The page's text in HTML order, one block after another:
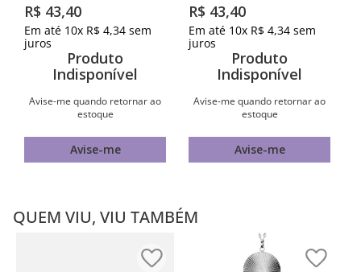
R$ 43,40
Em até 10x R$ 4,34 sem
juros
Produto
Indisponível
Avise-me quando retornar ao
estoque
Avise-me
R$ 43,40
Em até 10x R$ 4,34 sem
juros
Produto
Indisponível
Avise-me quando retornar ao
estoque
Avise-me
QUEM VIU, VIU TAMBÉM